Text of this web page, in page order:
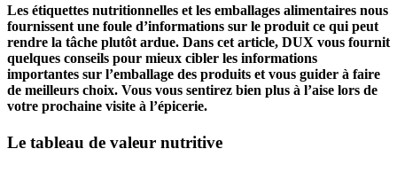
Les étiquettes nutritionnelles et les emballages alimentaires nous
fournissent une foule d’informations sur le produit ce qui peut
rendre la tâche plutôt ardue. Dans cet article, DUX vous fournit
quelques conseils pour mieux cibler les informations
importantes sur l’emballage des produits et vous guider à faire
de meilleurs choix. Vous vous sentirez bien plus à l’aise lors de
votre prochaine visite à l’épicerie.
Le tableau de valeur nutritive